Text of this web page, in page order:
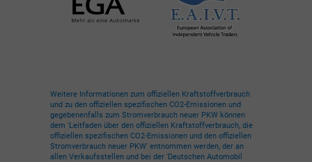
Weitere Informationen zum offiziellen Kraftstoffverbrauch
und zu den offiziellen spezifischen CO2-Emissionen und
gegebenenfalls zum Stromverbrauch neuer PKW können
dem 'Leitfaden über den offiziellen Kraftstoffverbrauch, die
offiziellen spezifischen CO2-Emissionen und den offiziellen
Stromverbrauch neuer PKW' entnommen werden, der an
allen Verkaufsstellen und bei der 'Deutschen Automobil